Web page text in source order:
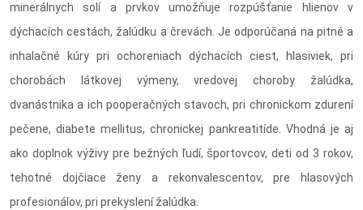
minerálnych solí a prvkov umožňuje rozpúšťanie hlienov v
dýchacích cestách, žalúdku a črevách. Je odporúčaná na pitné a
inhalačné kúry pri ochoreniach dýchacích ciest, hlasiviek, pri
chorobách látkovej výmeny, vredovej choroby žalúdka,
dvanástnika a ich pooperačných stavoch, pri chronickom zdurení
pečene, diabete mellitus, chronickej pankreatitíde. Vhodná je aj
ako doplnok výživy pre bežných ľudí, športovcov, deti od 3 rokov,
tehotné dojčiace ženy a rekonvalescentov, pre hlasových
profesionálov, pri prekyslení žalúdka.